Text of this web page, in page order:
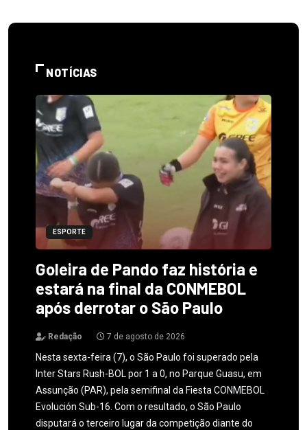
NOTÍCIAS
ESPORTE
Goleira de Pando faz história e
estará na final da CONMEBOL
após derrotar o São Paulo
Redação 7 de agosto de 2026
Nesta sexta-feira (7), o São Paulo foi superado pela
Inter Stars Rush-BOL por 1 a 0, no Parque Guasu, em
Assunção (PAR), pela semifinal da Fiesta CONMEBOL
Evolución Sub-16. Com o resultado, o São Paulo
disputará o terceiro lugar da competição diante do